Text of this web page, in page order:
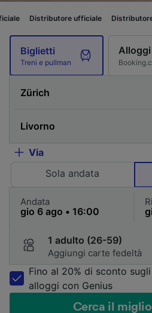
ufficiale Distributore ufficiale
Biglietti
Treni e pullman
Alloggi
Via
Sola andata
Andata
1 adulto (26-59)
Aggiungi carte fedeltà
Fino al 20% di sconto sugli
alloggi con Genius
Cerca il